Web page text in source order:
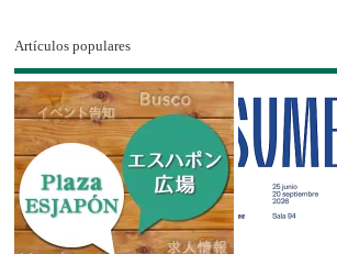
Artículos populares